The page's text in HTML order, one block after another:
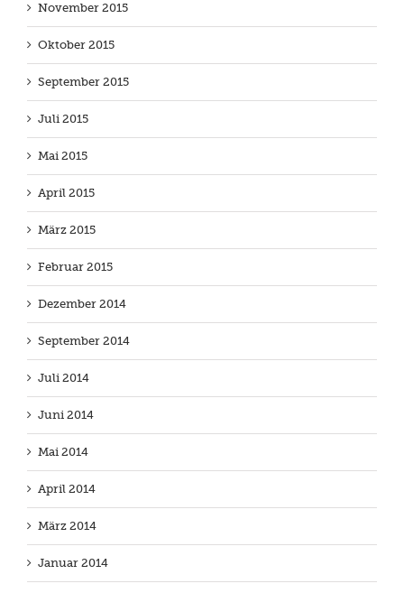
November 2015
Oktober 2015
September 2015
Juli 2015
Mai 2015
April 2015
März 2015
Februar 2015
Dezember 2014
September 2014
Juli 2014
Juni 2014
Mai 2014
April 2014
März 2014
Januar 2014